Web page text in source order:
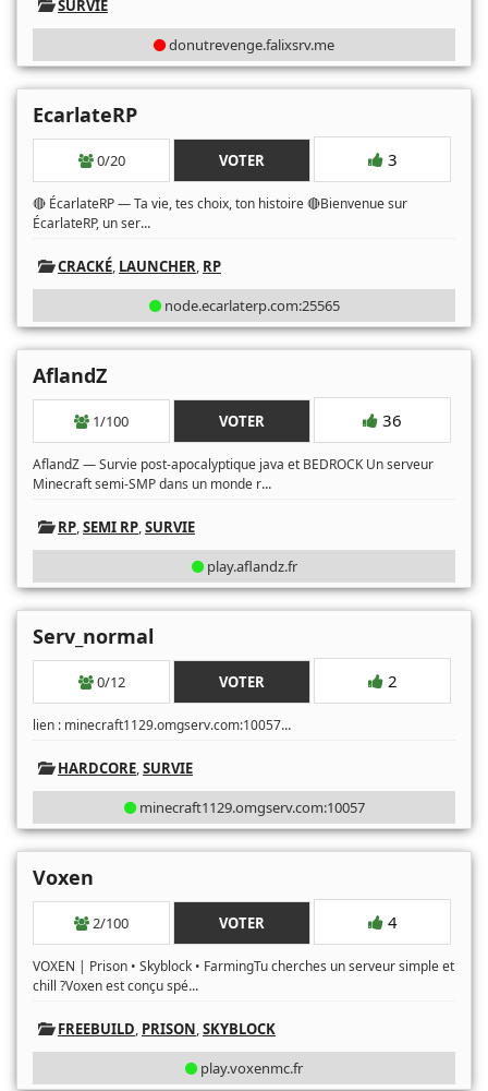
SURVIE
donutrevenge.falixsrv.me
EcarlateRP
0/20 VOTER 3
🔴 ÉcarlateRP — Ta vie, tes choix, ton histoire 🔴Bienvenue sur
ÉcarlateRP, un ser...
CRACKÉ, LAUNCHER, RP
node.ecarlaterp.com:25565
AflandZ
1/100 VOTER 36
AflandZ — Survie post-apocalyptique java et BEDROCK Un serveur
Minecraft semi-SMP dans un monde r...
RP,SEMI RP,SURVIE
play.aflandz.fr
Serv_normal
0/12 VOTER 2
lien : minecraft1129.omgserv.com:10057...
HARDCORE,SURVIE
minecraft1129.omgserv.com:10057
Voxen
2/100 VOTER 4
VOXEN | Prison • Skyblock • FarmingTu cherches un serveur simple et
chill ?Voxen est conçu spé...
FREEBUILD, PRISON,SKYBLOCK
play.voxenmc.fr